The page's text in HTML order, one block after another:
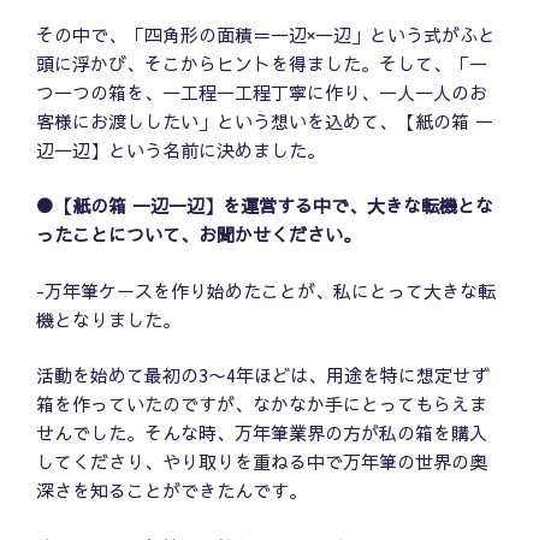
その中で、「四角形の面積＝一辺×一辺」という式がふと
頭に浮かび、そこからヒントを得ました。そして、「一
つ一つの箱を、一工程一工程丁寧に作り、一人一人のお
客様にお渡ししたい」という想いを込めて、【紙の箱 一
辺一辺】という名前に決めました。
●【紙の箱 一辺一辺】を運営する中で、大きな転機とな
ったことについて、お聞かせください。
-万年筆ケースを作り始めたことが、私にとって大きな転
機となりました。
活動を始めて最初の3〜4年ほどは、用途を特に想定せず
箱を作っていたのですが、なかなか手にとってもらえま
せんでした。そんな時、万年筆業界の方が私の箱を購入
してくださり、やり取りを重ねる中で万年筆の世界の奥
深さを知ることができたんです。